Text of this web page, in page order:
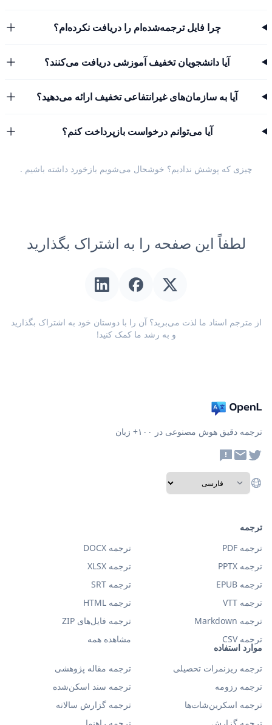
چرا فایل ترجمه‌شده‌ام را دریافت نکرده‌ام؟
آیا دانشجویان تخفیف آموزشی دریافت می‌کنند؟
آیا به سازمان‌های غیرانتفاعی تخفیف ارائه می‌دهید؟
آیا می‌توانم درخواست بازپرداخت کنم؟
چیزی که پوشش ندادیم؟ خوشحال می‌شویم بازخورد داشته باشیم .
لطفاً این صفحه را به اشتراک بگذارید
از مترجم اسناد ما لذت می‌برید؟ آن را با دوستان خود به اشتراک بگذارید
و به رشد ما کمک کنید!
ترجمه دقیق هوش مصنوعی در ۱۰۰+ زبان
موارد استفاده
ترجمه ریزنمرات تحصیلی
ترجمه مقاله پژوهشی
ترجمه رزومه
ترجمه سند اسکن‌شده
ترجمه اسکرین‌شات‌ها
ترجمه گزارش سالانه
ترجمه
ترجمه PDF
ترجمه DOCX
ترجمه PPTX
ترجمه XLSX
ترجمه EPUB
ترجمه SRT
ترجمه VTT
ترجمه HTML
ترجمه Markdown
ترجمه فایل‌های ZIP
ترجمه CSV
مشاهده همه